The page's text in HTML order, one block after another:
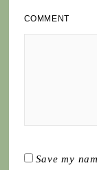
COMMENT
Save my